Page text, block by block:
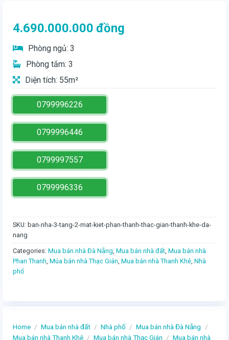
Home / Mua bán nhà đất / Nhà phố / Mua bán nhà Đà Nẵng
/
Mua bán nhà Thanh Khê / Mua bán nhà Thạc Gián / Mua bán nhà
4.690.000.000 đồng
Phòng ngủ: 3
Phòng tắm: 3
Diện tích: 55m²
0799996226
0799996446
0799997557
0799996336
SKU: ban-nha-3-tang-2-mat-kiet-phan-thanh-thac-gian-thanh-khe-da-
nang
Categories: Mua bán nhà Đà Nẵng, Mua bán nhà đất, Mua bán nhà
Phan Thanh, Múa bán nhà Thạc Gián, Mua bán nhà Thanh Khê, Nhà
phố